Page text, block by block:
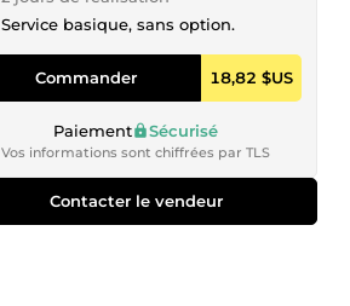
Service basique, sans option.
Commander 18,82 $US
Paiement Sécurisé
Vos informations sont chiffrées par TLS
Contacter le vendeur